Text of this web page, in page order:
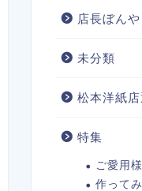
店長ぼん
未分類
松本洋紙
特集
ご愛用
作って